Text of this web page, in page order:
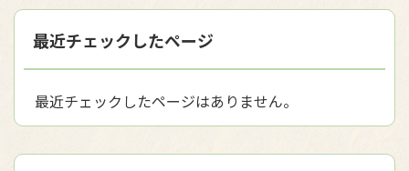
最近チェックしたページ
最近チェックしたページはありません。